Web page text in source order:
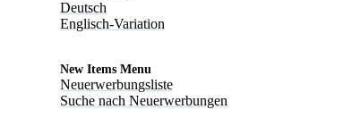
Deutsch
Englisch-Variation
New Items Menu
Neuerwerbungsliste
Suche nach Neuerwerbungen